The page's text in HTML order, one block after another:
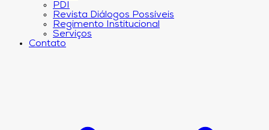
PDI
Revista Diálogos Possíveis
Regimento Institucional
Serviços
Contato